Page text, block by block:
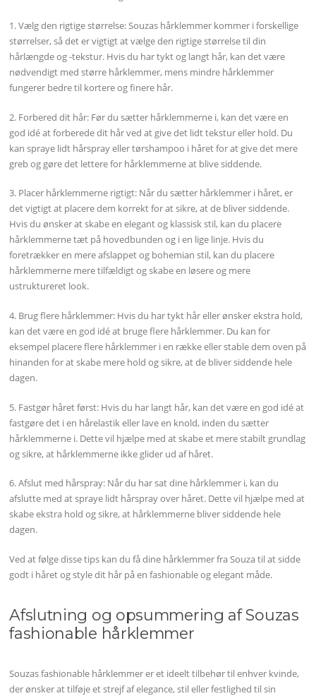
1. Vælg den rigtige størrelse: Souzas hårklemmer kommer i forskellige
størrelser, så det er vigtigt at vælge den rigtige størrelse til din
hårlængde og -tekstur. Hvis du har tykt og langt hår, kan det være
nødvendigt med større hårklemmer, mens mindre hårklemmer
fungerer bedre til kortere og finere hår.
2. Forbered dit hår: Før du sætter hårklemmerne i, kan det være en
god idé at forberede dit hår ved at give det lidt tekstur eller hold. Du
kan spraye lidt hårspray eller tørshampoo i håret for at give det mere
greb og gøre det lettere for hårklemmerne at blive siddende.
3. Placer hårklemmerne rigtigt: Når du sætter hårklemmer i håret, er
det vigtigt at placere dem korrekt for at sikre, at de bliver siddende.
Hvis du ønsker at skabe en elegant og klassisk stil, kan du placere
hårklemmerne tæt på hovedbunden og i en lige linje. Hvis du
foretrækker en mere afslappet og bohemian stil, kan du placere
hårklemmerne mere tilfældigt og skabe en løsere og mere
ustruktureret look.
4. Brug flere hårklemmer: Hvis du har tykt hår eller ønsker ekstra hold,
kan det være en god idé at bruge flere hårklemmer. Du kan for
eksempel placere flere hårklemmer i en række eller stable dem oven på
hinanden for at skabe mere hold og sikre, at de bliver siddende hele
dagen.
5. Fastgør håret først: Hvis du har langt hår, kan det være en god idé at
fastgøre det i en hårelastik eller lave en knold, inden du sætter
hårklemmerne i. Dette vil hjælpe med at skabe et mere stabilt grundlag
og sikre, at hårklemmerne ikke glider ud af håret.
6. Afslut med hårspray: Når du har sat dine hårklemmer i, kan du
afslutte med at spraye lidt hårspray over håret. Dette vil hjælpe med at
skabe ekstra hold og sikre, at hårklemmerne bliver siddende hele
dagen.
Ved at følge disse tips kan du få dine hårklemmer fra Souza til at sidde
godt i håret og style dit hår på en fashionable og elegant måde.
Afslutning og opsummering af Souzas
fashionable hårklemmer
Souzas fashionable hårklemmer er et ideelt tilbehør til enhver kvinde,
der ønsker at tilføje et strejf af elegance, stil eller festlighed til sin